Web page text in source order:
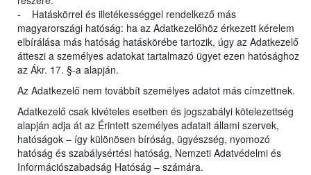
- Hatáskörrel és illetékességgel rendelkező más
magyarországi hatóság: ha az Adatkezelőhöz érkezett kérelem
elbírálása más hatóság hatáskörébe tartozik, úgy az Adatkezelő
átteszi a személyes adatokat tartalmazó ügyet ezen hatósághoz
az Ákr. 17. §-a alapján.
Az Adatkezelő nem továbbít személyes adatot más címzettnek.
Adatkezelő csak kivételes esetben és jogszabályi kötelezettség
alapján adja át az Érintett személyes adatait állami szervek,
hatóságok – így különösen bíróság, ügyészség, nyomozó
hatóság és szabálysértési hatóság, Nemzeti Adatvédelmi és
Információszabadság Hatóság – számára.